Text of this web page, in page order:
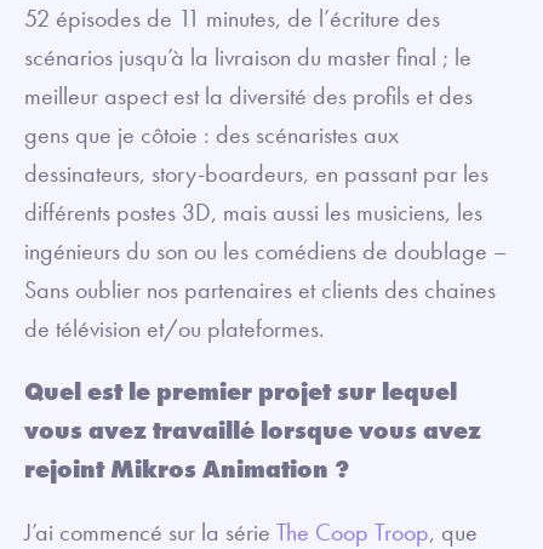
52 épisodes de 11 minutes, de l’écriture des
scénarios jusqu’à la livraison du master final ; le
meilleur aspect est la diversité des profils et des
gens que je côtoie : des scénaristes aux
dessinateurs, story-boardeurs, en passant par les
différents postes 3D, mais aussi les musiciens, les
ingénieurs du son ou les comédiens de doublage –
Sans oublier nos partenaires et clients des chaines
de télévision et/ou plateformes.
Quel est le premier projet sur lequel
vous avez travaillé lorsque vous avez
rejoint Mikros Animation ?
J’ai commencé sur la série The Coop Troop, que